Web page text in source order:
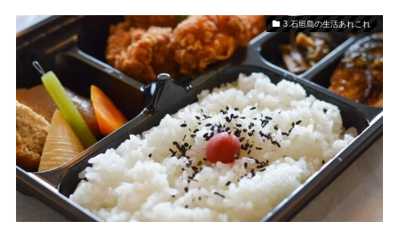
3.石垣島の生活あれこれ